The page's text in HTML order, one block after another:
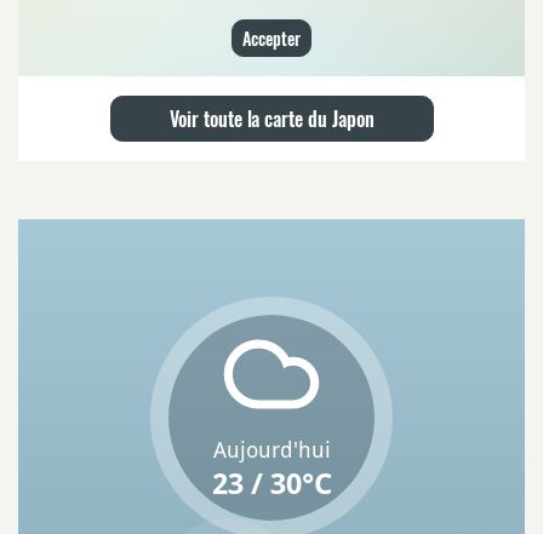
Accepter
Voir toute la carte du Japon
Aujourd'hui
23 / 30°C